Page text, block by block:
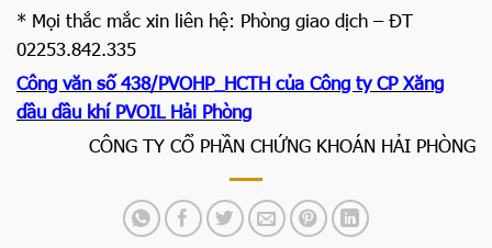
* Mọi thắc mắc xin liên hệ: Phòng giao dịch – ĐT
02253.842.335
Công văn số 438/PVOHP_HCTH của Công ty CP Xăng
dầu dầu khí PVOIL Hải Phòng
CÔNG TY CỔ PHẦN CHỨNG KHOÁN HẢI PHÒNG